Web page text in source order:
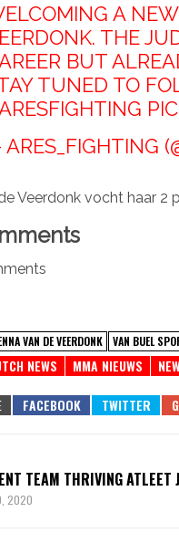
A
THE
BUT
TUNED TO
Veerdonk vocht haar 2
VAN DE VEERDONK VAN BUEL
NEWS MMA NIEUWS
TEAM THRIVING ATLEET
2020